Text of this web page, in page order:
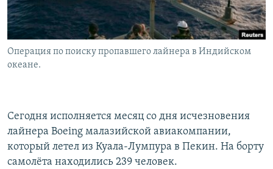
Հայերեն
English
Русский
Операция по поиску пропавшего лайнера в Индийском
океане.
Сегодня исполняется месяц со дня исчезновения
лайнера Boeing малазийской авиакомпании,
который летел из Куала-Лумпура в Пекин. На борту
самолёта находились 239 человек.